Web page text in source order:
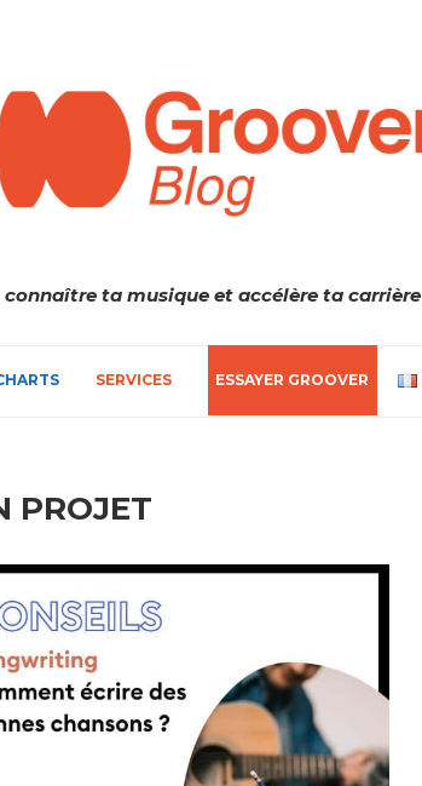
connaître ta musique et accélère ta carrière
SERVICES ESSAYER GROOVER
PROJET